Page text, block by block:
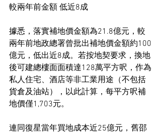
較兩年前金額 低近8成
據悉，落實補地價金額為21.8億元，較
兩年前地政總署曾批出補地價金額約100
億元，低出近8成。若按地契要求，換地
後可建總樓面面積達128萬平方呎，作為
私人住宅、酒店等非工業用途（不包括
貨倉及油站），以此計算，每平方呎補
地價僅1,703元。
連同復星當年買地成本近25億元，舊邵